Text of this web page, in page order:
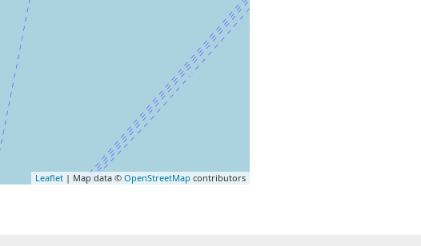
Leaflet | Map data © OpenStreetMap contributors